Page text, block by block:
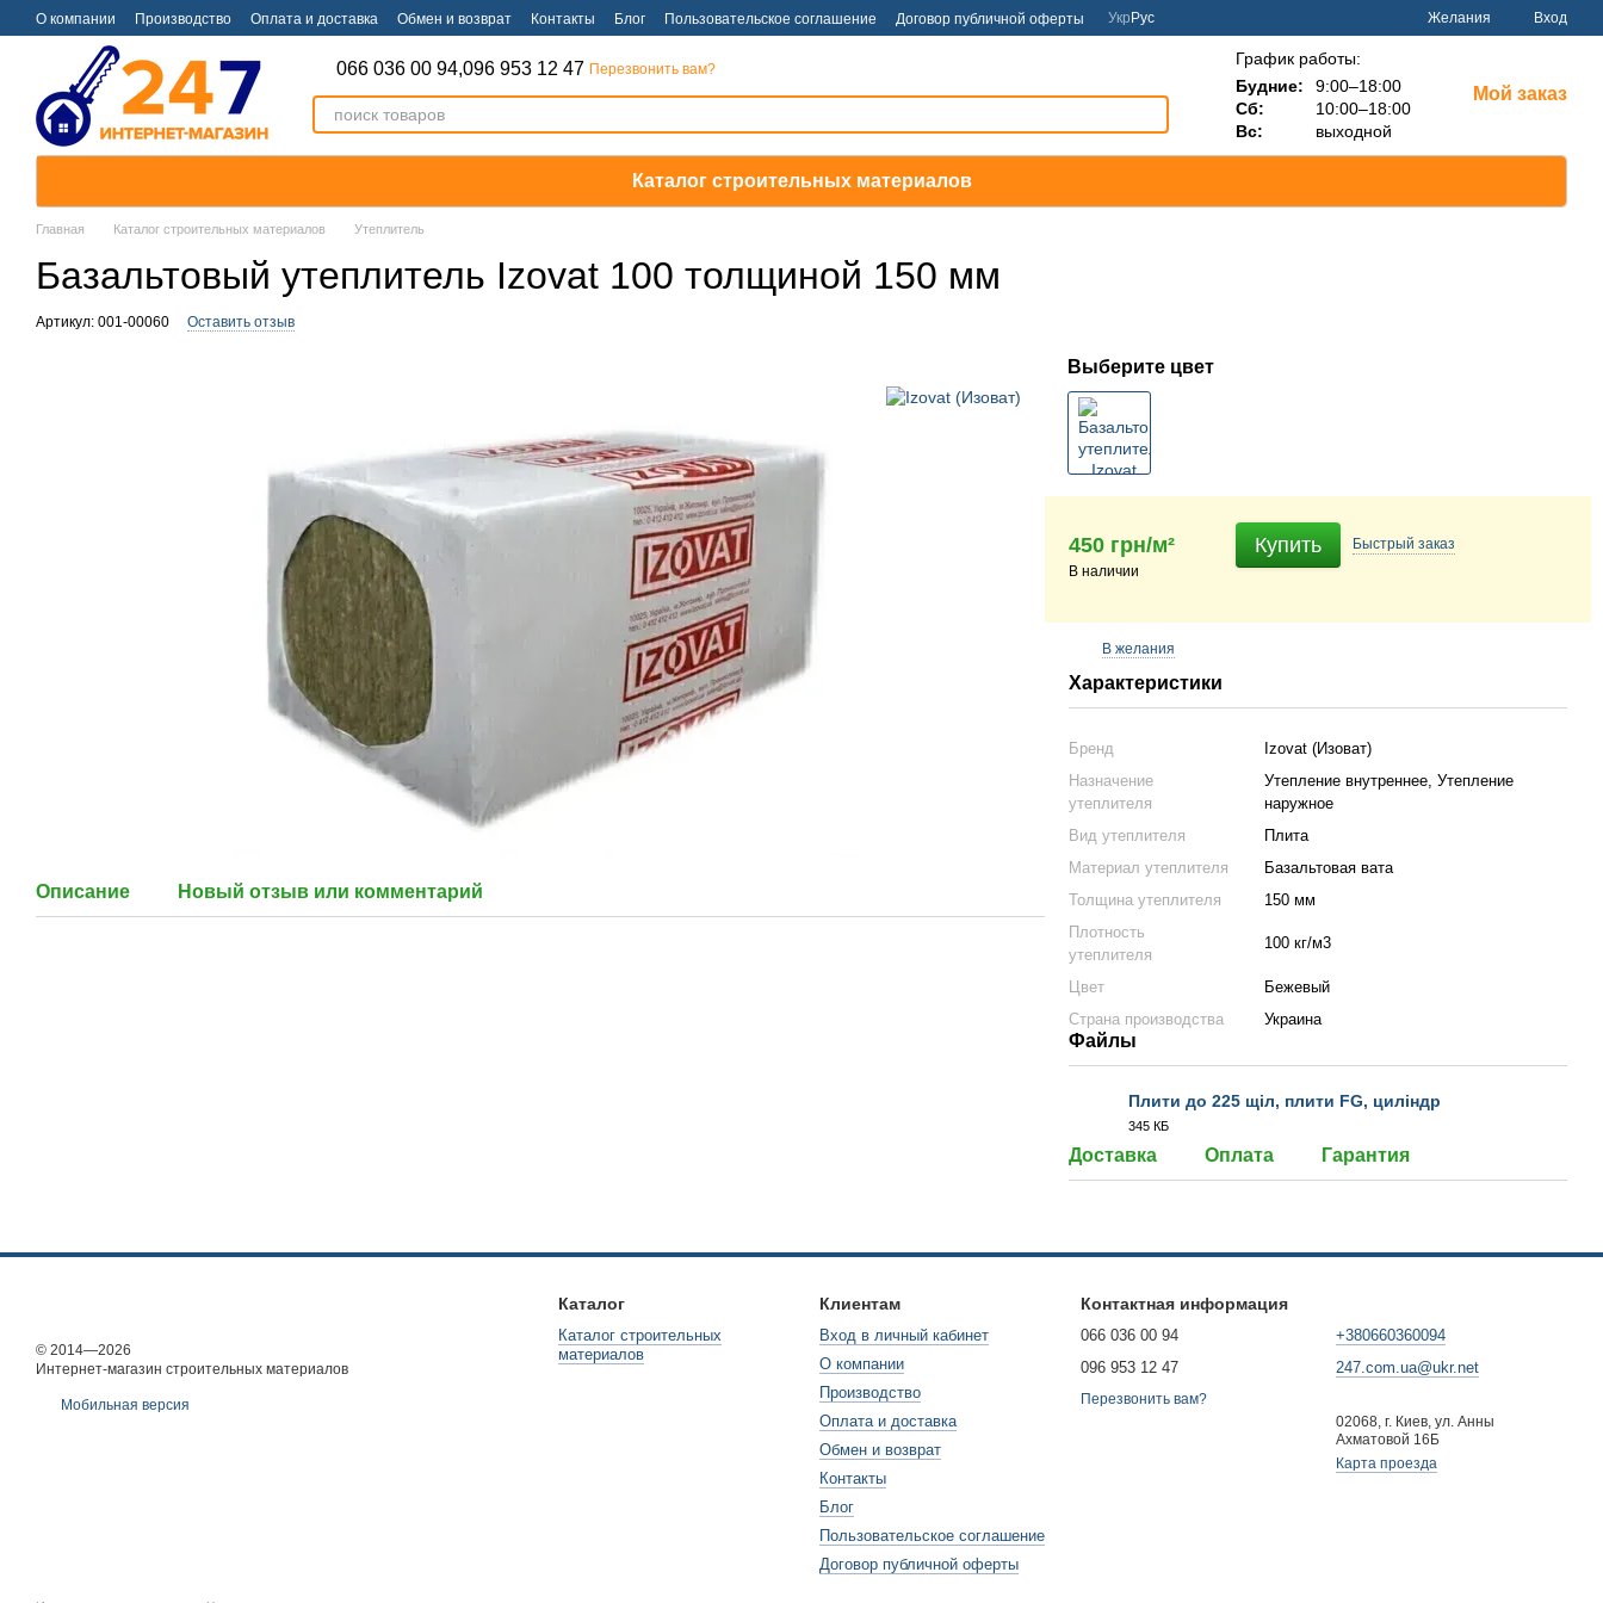
Перейти к основному контенту
О компании Производство Оплата и доставка Обмен и возврат Контакты Блог Пользовательское соглашение Договор публичной оферты Укр Рус Желания Вход
066 036 00 94,096 953 12 47 Перезвонить вам?
График работы:
Будние:
9:00–18:00
Сб:
10:00–18:00
Вс:
выходной
Мой заказ
Каталог строительных материалов
Главная Каталог строительных материалов Утеплитель
Базальтовый утеплитель Izovat 100 толщиной 150 мм
Артикул: 001-00060 Оставить отзыв
Описание Новый отзыв или комментарий
Выберите цвет
450 грн/м²
В наличии
Купить Быстрый заказ
В желания
Характеристики
Бренд
Izovat (Изоват)
Назначение
утеплителя
Утепление внутреннее, Утепление
наружное
Вид утеплителя
Плита
Материал утеплителя
Базальтовая вата
Толщина утеплителя
150 мм
Плотность
утеплителя
100 кг/м3
Цвет
Бежевый
Страна производства
Украина
Файлы
Плити до 225 щіл, плити FG, циліндр
345 КБ
Доставка Оплата Гарантия
© 2014—2026
Интернет-магазин строительных материалов
Мобильная версия
Каталог
Каталог строительных
материалов
Клиентам
Вход в личный кабинет
О компании
Производство
Оплата и доставка
Обмен и возврат
Контакты
Блог
Пользовательское соглашение
Договор публичной оферты
Контактная информация
066 036 00 94
096 953 12 47
Перезвонить вам?
+380660360094
247.com.ua@ukr.net
02068, г. Киев, ул. Анны
Ахматовой 16Б
Карта проезда